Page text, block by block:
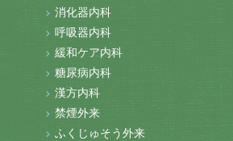
消化器内科
呼吸器内科
緩和ケア内科
糖尿病内科
漢方内科
禁煙外来
ふくじゅそう外来